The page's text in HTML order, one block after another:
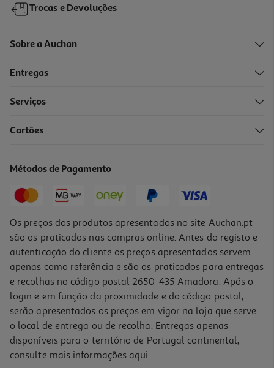
Ventoinha De Mesa Orbegozo Tf 0144 40 Cm 50 W
Trocas e Devoluções
Sobre a Auchan
Entregas
Serviços
Cartões
Métodos de Pagamento
Os preços dos produtos apresentados no site Auchan.pt
são os praticados nas compras online. Antes do registo e
autenticação do cliente os preços apresentados servem
apenas como referência e são os praticados para entregas
e recolhas no código postal 2650-435 Amadora. Após o
login e em função da proximidade e do código postal,
serão apresentados os preços em vigor na loja que serve
o local de entrega ou de recolha. Entregas apenas
disponíveis para o território de Portugal continental,
consulte mais informações aqui.